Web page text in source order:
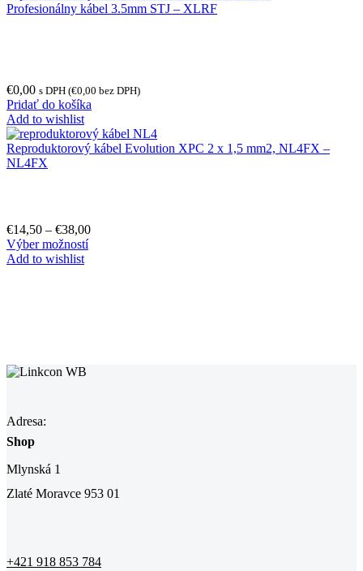
Profesionálny kábel 3.5mm STJ – XLRF
€0,00 s DPH (€0,00 bez DPH)
Pridať do košíka
Add to wishlist
Reproduktorový kábel Evolution XPC 2 x 1,5 mm2, NL4FX –
NL4FX
€14,50 – €38,00
Výber možností
Add to wishlist
Adresa:
Shop
Mlynská 1
Zlaté Moravce 953 01
+421 918 853 784